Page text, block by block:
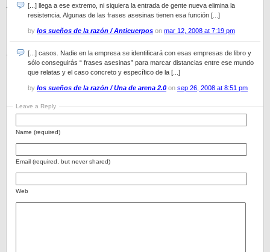
[...] llega a ese extremo, ni siquiera la entrada de gente nueva elimina la
resistencia. Algunas de las frases asesinas tienen esa función [...]
by los sueños de la razón / Anticuerpos on mar 12, 2008 at 7:19 pm
[...] casos. Nadie en la empresa se identificará con esas empresas de libro y
sólo conseguirás “ frases asesinas” para marcar distancias entre ese mundo
que relatas y el caso concreto y específico de la [...]
by los sueños de la razón / Una de arena 2.0 on sep 26, 2008 at 8:51 pm
Leave a Reply
Name (required)
Email (required, but never shared)
Web